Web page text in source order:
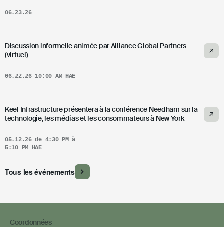
06.23.26
Discussion informelle animée par Alliance Global Partners
(virtuel)
06.22.26 10:00 AM HAE
Keel Infrastructure présentera à la conférence Needham sur la
technologie, les médias et les consommateurs à New York
05.12.26 de 4:30 PM à
5:10 PM HAE
Tous les événements
Coordonnées